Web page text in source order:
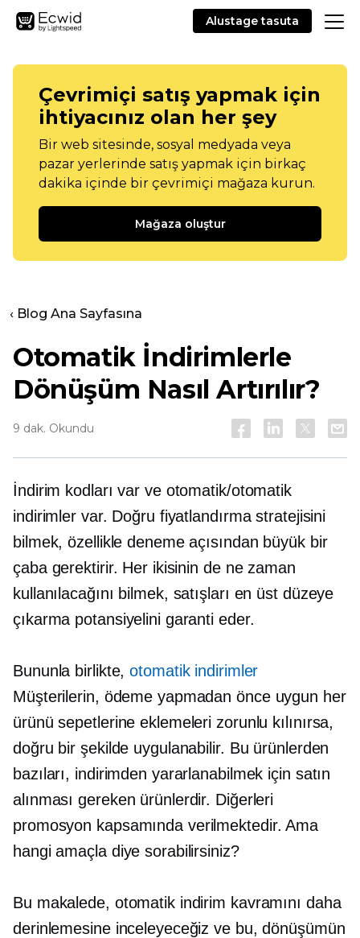
Alustage tasuta
Çevrimiçi satış yapmak için
ihtiyacınız olan her şey
Bir web sitesinde, sosyal medyada veya
pazar yerlerinde satış yapmak için birkaç
dakika içinde bir çevrimiçi mağaza kurun.
Mağaza oluştur
‹ Blog Ana Sayfasına
Otomatik İndirimlerle
Dönüşüm Nasıl Artırılır?
9 dak. Okundu
İndirim kodları var ve otomatik/otomatik
indirimler var. Doğru fiyatlandırma stratejisini
bilmek, özellikle deneme açısından büyük bir
çaba gerektirir. Her ikisinin de ne zaman
kullanılacağını bilmek, satışları en üst düzeye
çıkarma potansiyelini garanti eder.
Bununla birlikte,otomatik indirimler
Müşterilerin, ödeme yapmadan önce uygun her
ürünü sepetlerine eklemeleri zorunlu kılınırsa,
doğru bir şekilde uygulanabilir. Bu ürünlerden
bazıları, indirimden yararlanabilmek için satın
alınması gereken ürünlerdir. Diğerleri
promosyon kapsamında verilmektedir. Ama
hangi amaçla diye sorabilirsiniz?
Bu makalede, otomatik indirim kavramını daha
derinlemesine inceleyeceğiz ve bu, dönüşümün